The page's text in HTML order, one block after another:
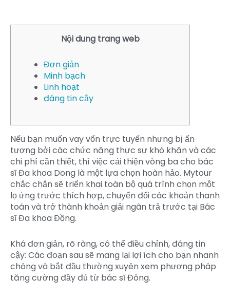
Nội dung trang web
Đơn giản
Minh bạch
Linh hoạt
đáng tin cậy
Nếu bạn muốn vay vốn trực tuyến nhưng bị ấn
tượng bởi các chức năng thực sự khó khăn và các
chi phí cần thiết, thì việc cải thiện vòng ba cho bác
sĩ Đa khoa Dong là một lựa chọn hoàn hảo. Mytour
chắc chắn sẽ triển khai toàn bộ quá trình chọn một
lọ ứng trước thích hợp, chuyển đổi các khoản thanh
toán và trở thành khoản giải ngân trả trước tại Bác
sĩ Đa khoa Đồng.
Khá đơn giản, rõ ràng, có thể điều chỉnh, đáng tin
cậy: Các đoạn sau sẽ mang lại lợi ích cho bạn nhanh
chóng và bắt đầu thường xuyên xem phương pháp
tăng cường đầy đủ từ bác sĩ Đông.